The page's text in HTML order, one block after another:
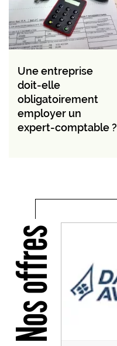
Une entreprise
doit-elle
obligatoirement
employer un
expert-comptable ?
Nos offres